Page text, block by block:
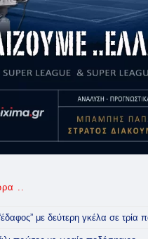
..
με δεύτερη γκέλα σε τρία